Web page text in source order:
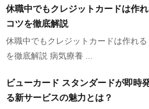
休職中でもクレジットカードは作
コツを徹底解説
休職中でもクレジットカードは作れ
を徹底解説 病気療養 ...
ビューカード スタンダードが即時
る新サービスの魅力とは？